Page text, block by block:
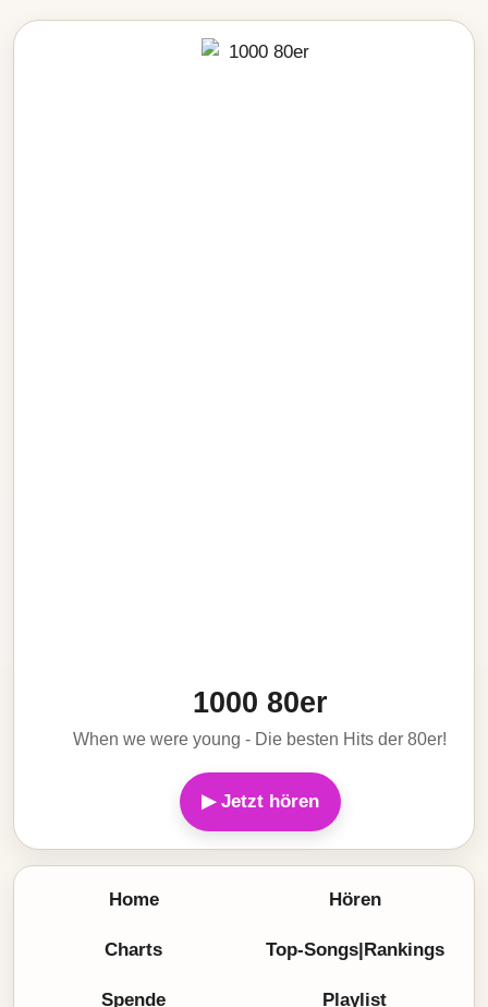
1000 80er
When we were young - Die besten Hits der 80er!
▶ Jetzt hören
Home Hören
Charts Top-Songs|Rankings
Spende Playlist